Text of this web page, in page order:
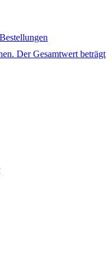
Bestellungen
Der Gesamtwert beträgt